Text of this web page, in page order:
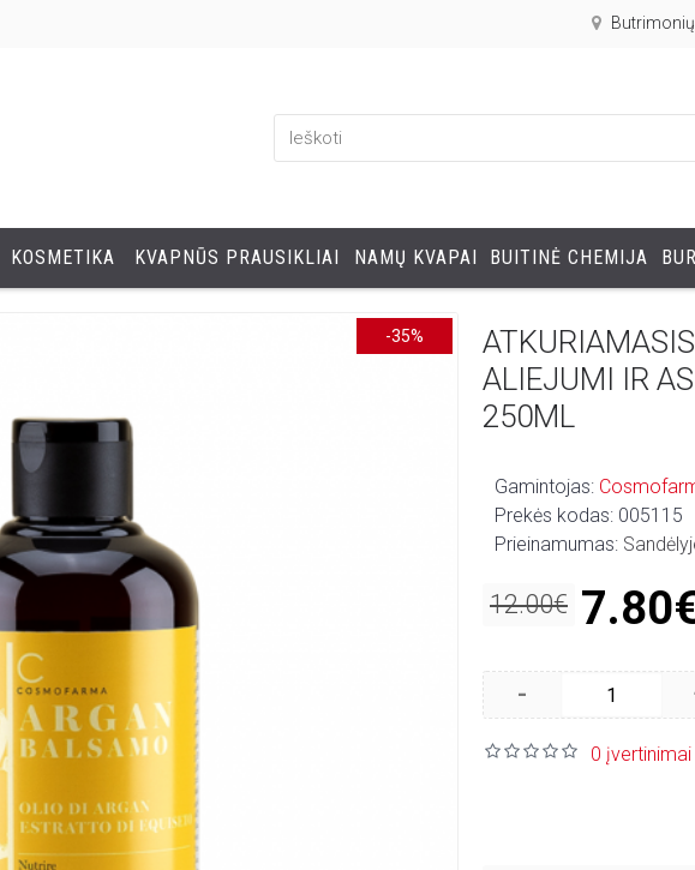
Butrimonių
KOSMETIKA KVAPNŪS PRAUSIKLIAI NAMŲ KVAPAI BUITINĖ CHEMIJA
-35%
ALIEJUMI IR
250ML
Gamintojas:
Prekės kodas: 005115
Prieinamumas:
12.00€
-
0 įvertinimai